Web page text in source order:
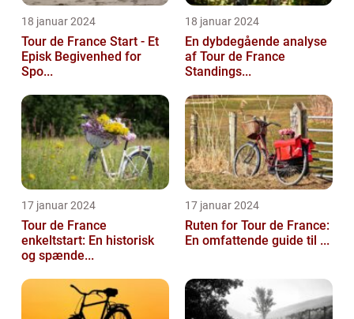
18 januar 2024
Tour de France Start - Et
Episk Begivenhed for
Spo...
18 januar 2024
En dybdegående analyse
af Tour de France
Standings...
17 januar 2024
Tour de France
enkeltstart: En historisk
og spænde...
17 januar 2024
Ruten for Tour de France:
En omfattende guide til ...